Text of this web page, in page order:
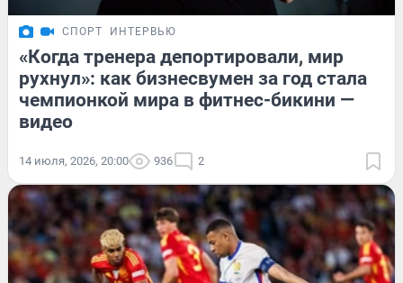
СПОРТ ИНТЕРВЬЮ
«Когда тренера депортировали, мир
рухнул»: как бизнесвумен за год стала
чемпионкой мира в фитнес-бикини —
видео
14 июля, 2026, 20:00 936 2